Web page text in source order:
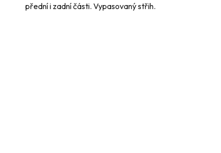
přední i zadní části. Vypasovaný střih.